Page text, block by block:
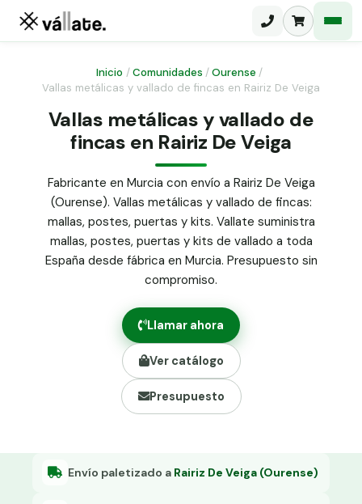
Malla ganadera
Malla simple torsión
Malla triple torsión
Panel malla H.
Puerta abatible dos hojas
Puerta acceso peatonal
Poste malla Hércules
Poste malla simple torsión
Alambre de espino galvanizado
Abrazadera PVC malla H.
Grapa malla H.
Grapadora
Tensor galvanizado
Inicio /Comunidades /Ourense /
Vallas metálicas y vallado de fincas en Rairiz De Veiga
Vallas metálicas y vallado de
fincas en Rairiz De Veiga
Fabricante en Murcia con envío a Rairiz De Veiga
(Ourense). Vallas metálicas y vallado de fincas:
mallas, postes, puertas y kits. Vallate suministra
mallas, postes, puertas y kits de vallado a toda
España desde fábrica en Murcia. Presupuesto sin
compromiso.
Llamar ahora
Ver catálogo
Presupuesto
Envío paletizado a Rairiz De Veiga (Ourense)